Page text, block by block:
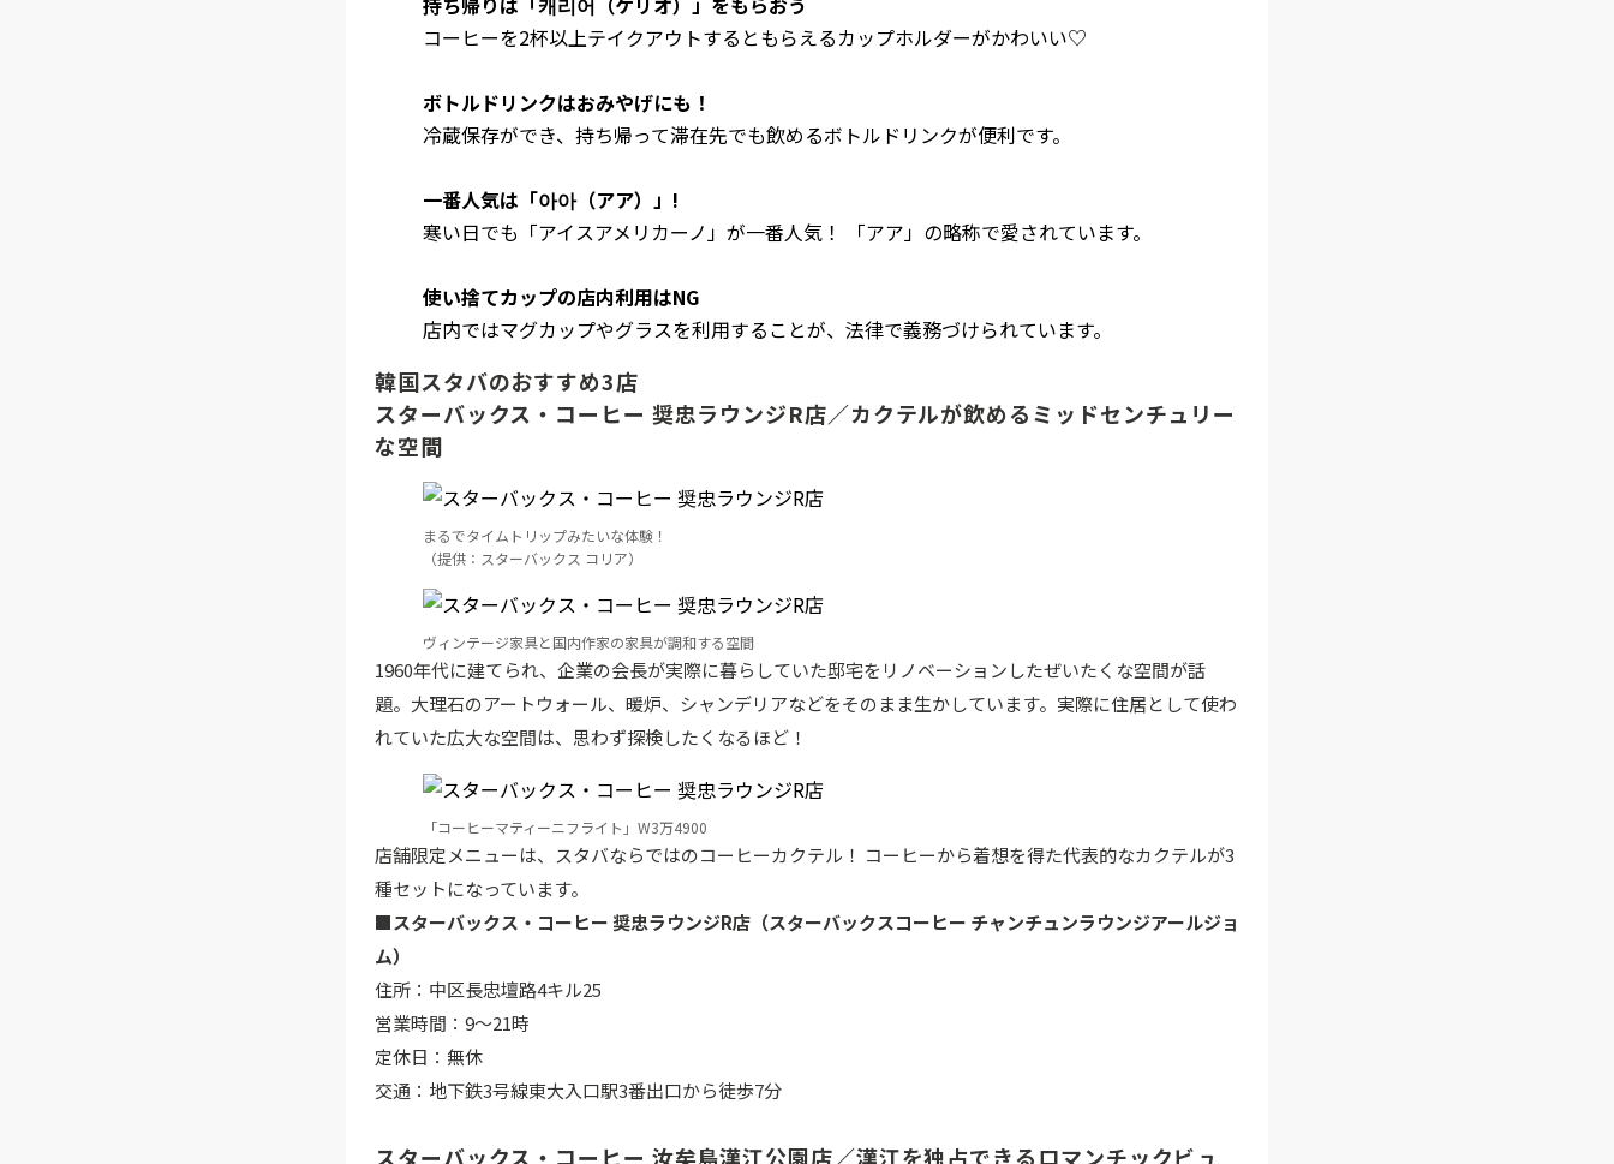
コーヒーを2杯以上テイクアウトするともらえるカップホルダーがかわいい♡
ボトルドリンクはおみやげにも！
冷蔵保存ができ、持ち帰って滞在先でも飲めるボトルドリンクが便利です。
一番人気は「아아（アア）」!
寒い日でも「アイスアメリカーノ」が一番人気！ 「アア」の略称で愛されています。
使い捨てカップの店内利用はNG
店内ではマグカップやグラスを利用することが、法律で義務づけられています。
韓国スタバのおすすめ3店
スターバックス・コーヒー 奨忠ラウンジR店／カクテルが飲めるミッドセンチュリー
な空間
まるでタイムトリップみたいな体験！
（提供：スターバックス コリア）
ヴィンテージ家具と国内作家の家具が調和する空間
1960年代に建てられ、企業の会長が実際に暮らしていた邸宅をリノベーションしたぜいたくな空間が話
題。大理石のアートウォール、暖炉、シャンデリアなどをそのまま生かしています。実際に住居として使わ
れていた広大な空間は、思わず探検したくなるほど！
「コーヒーマティーニフライト」W3万4900
店舗限定メニューは、スタバならではのコーヒーカクテル！ コーヒーから着想を得た代表的なカクテルが3
種セットになっています。
■スターバックス・コーヒー 奨忠ラウンジR店（スターバックスコーヒー チャンチュンラウンジアールジョ
ム）
住所：中区長忠壇路4キル25
営業時間：9～21時
定休日：無休
交通：地下鉄3号線東大入口駅3番出口から徒歩7分
スターバックス・コーヒー 汝矣島漢江公園店／漢江を独占できるロマンチックビュ